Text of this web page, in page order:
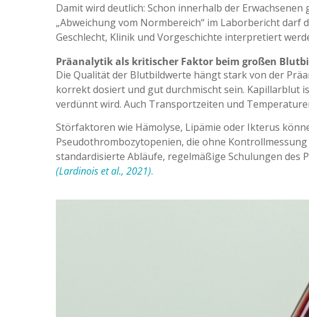
Damit wird deutlich: Schon innerhalb der
„Abweichung vom Normbereich“ im Laborbericht
Geschlecht, Klinik und Vorgeschichte interpretiert
Präanalytik als kritischer Faktor beim großen
Die Qualität der Blutbildwerte hängt stark von der
korrekt dosiert und gut durchmischt sein. Kapillarblut
verdünnt wird. Auch Transportzeiten und
Störfaktoren wie Hämolyse, Lipämie oder Ikterus
Pseudothrombozytopenien, die ohne
standardisierte Abläufe, regelmäßige Schulungen
(Lardinois et al., 2021).